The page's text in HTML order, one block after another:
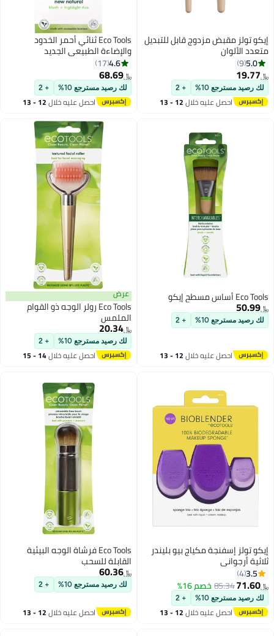
إيكو تولز مقبض مزدوج قابل للتبديل
متعدد الألوان
5.0
9
﷼‏19.77
لك رصيد مسترجع 10% + 2
احصل عليه خلال 12 - 13
Eco Tools ثنائي أحمر الخدود
والإضاءة الطبيعي الجديد
4.6
17
﷼‏68.69
لك رصيد مسترجع 10% + 2
احصل عليه خلال 12 - 13
Eco Tools أساس مسطح إيكو
﷼‏50.99
لك رصيد مسترجع 10% + 2
احصل عليه خلال 12 - 13
عرض
Eco Tools رولر الوجه ذو القوام
الملمس
﷼‏20.34
لك رصيد مسترجع 10% + 2
احصل عليه خلال 14 - 15
إيكو تولز إسفنجة مكياج بيو بليندر
ثلاثية أرجواني
3.5
4
﷼‏71.60
85.34خصم 16%
لك رصيد مسترجع 10% + 2
احصل عليه خلال 12 - 13
Eco Tools فرشاة الوجه البيئية
القابلة للسحب
﷼‏60.36
لك رصيد مسترجع 10% + 2
احصل عليه خلال 12 - 13